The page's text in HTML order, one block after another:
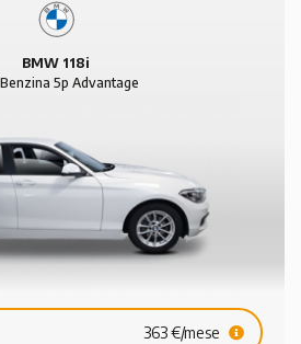
BMW 118i
5p Advantage
363 €/mese